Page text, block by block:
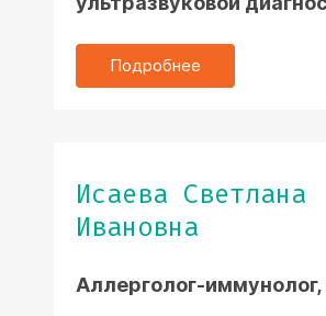
Подробнее
Исаева Светлана
Ивановна
Аллерголог-